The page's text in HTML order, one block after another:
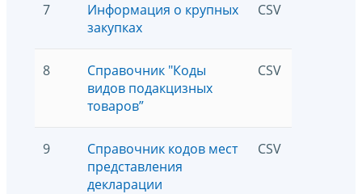
7
Информация о крупных
закупках
CSV
8
Справочник "Коды
видов подакцизных
товаров”
CSV
9
Справочник кодов мест
представления
декларации
CSV